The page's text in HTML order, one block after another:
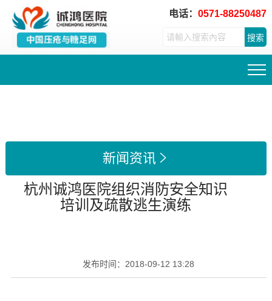
电话：0571-88250487
搜索
新闻资讯 
杭州诚鸿医院组织消防安全知识
培训及疏散逃生演练
发布时间： 2018-09-12 13:28